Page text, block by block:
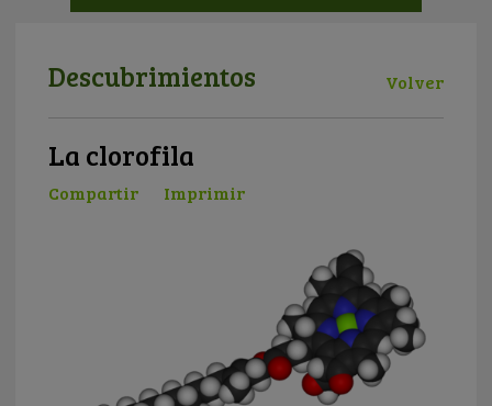
Descubrimientos Volver
La clorofila
Compartir Imprimir